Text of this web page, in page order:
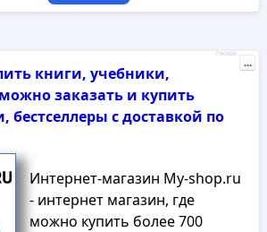
книги, учебники,
заказать и купить
бестселлеры с доставкой по
Интернет-магазин My-shop.ru
- интернет магазин, где
можно купить более 700
Реклама
...